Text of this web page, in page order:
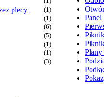
plecy (1)
(1)
(6)
(5)
(1)
(1)
(3)
Panel
Plany